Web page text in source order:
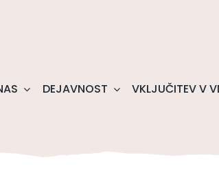
DEJAVNOST VKLJUČITEV V